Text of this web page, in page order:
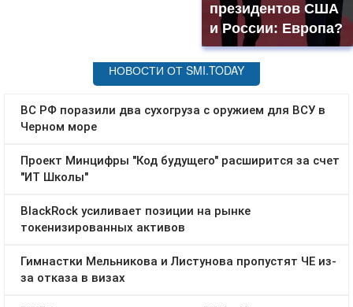
президентов США
и России: Европа?